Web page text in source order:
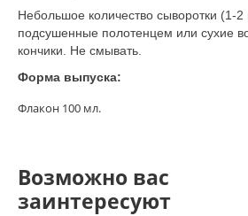
Небольшое количество сыворотки (1-
подсушенные полотенцем или сухие
кончики. Не смывать.
Форма выпуска:
Флакон 100 мл.
Возможно вас
заинтересуют